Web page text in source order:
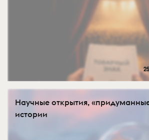
Научные открытия,
истории